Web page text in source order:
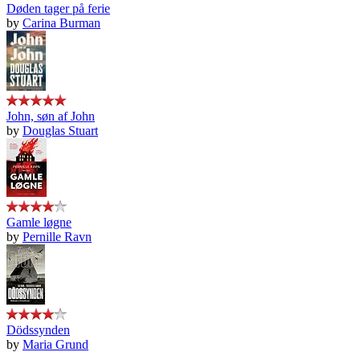
Døden tager på ferie
by Carina Burman
John, søn af John
by Douglas Stuart
Gamle løgne
by Pernille Ravn
Dödssynden
by Maria Grund